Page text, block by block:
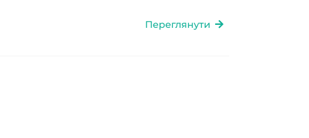
Переглянути